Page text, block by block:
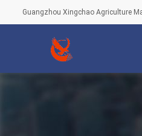
Guangzhou Xingchao Agriculture